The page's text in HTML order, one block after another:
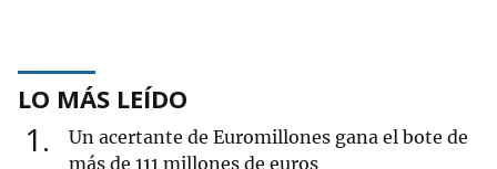
LO MÁS LEÍDO
1
Un acertante de Euromillones gana el bote de
más de 111 millones de euros